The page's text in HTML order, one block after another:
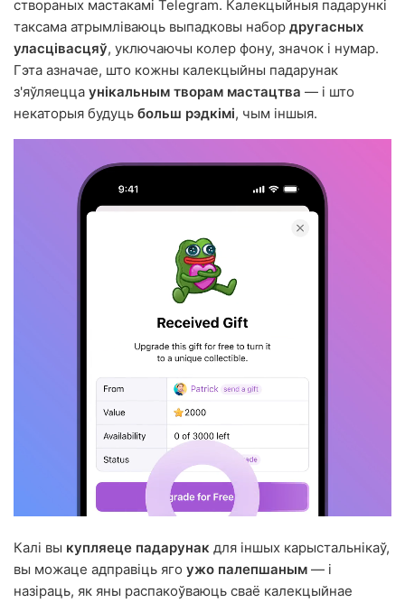
створаных мастакамі Telegram. Калекцыйныя падарункі
таксама атрымліваюць выпадковы набор другасных
уласцівасцяў, уключаючы колер фону, значок і нумар.
Гэта азначае, што кожны калекцыйны падарунак
з'яўляецца унікальным творам мастацтва — і што
некаторыя будуць больш рэдкімі, чым іншыя.
Калі вы купляеце падарунак для іншых карыстальнікаў,
вы можаце адправіць яго ужо палепшаным — і
назіраць, як яны распакоўваюць сваё калекцыйнае